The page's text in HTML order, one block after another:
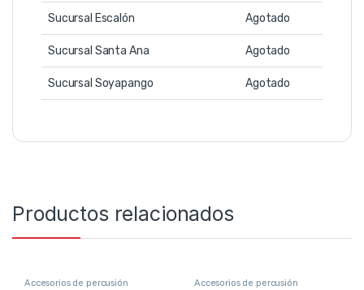
Sucursal Escalón Agotado
Sucursal Santa Ana Agotado
Sucursal Soyapango Agotado
Productos relacionados
Accesorios de percusión Accesorios de percusión